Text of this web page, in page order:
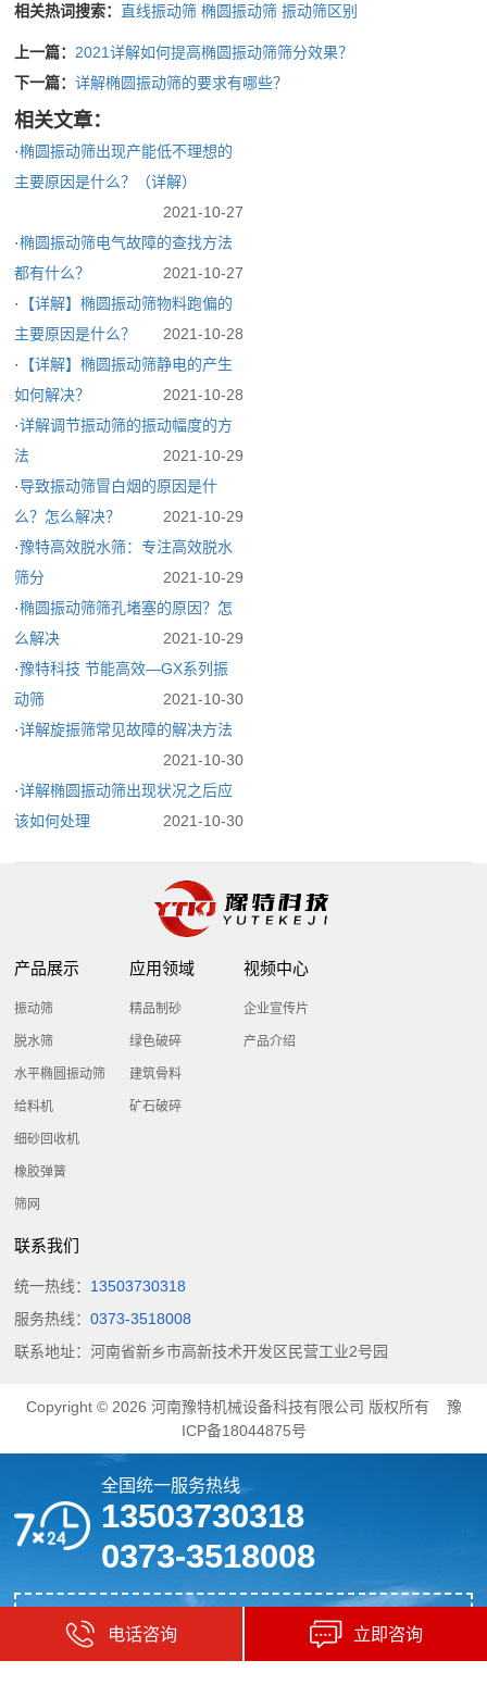
相关热词搜索： 直线振动筛 椭圆振动筛 振动筛区别
上一篇： 2021详解如何提高椭圆振动筛筛分效果？
下一篇：详解椭圆振动筛的要求有哪些？
相关文章：
·椭圆振动筛出现产能低不理想的
主要原因是什么？（详解）
2021-10-27
·椭圆振动筛电气故障的查找方法
都有什么？
2021-10-27
·
【详解】椭圆振动筛物料跑偏的
主要原因是什么？
2021-10-28
·
【详解】椭圆振动筛静电的产生
如何解决？
2021-10-28
·详解调节振动筛的振动幅度的方
法
2021-10-29
·导致振动筛冒白烟的原因是什
么？怎么解决？
2021-10-29
·豫特高效脱水筛​：专注高效脱水
筛分
2021-10-29
·椭圆振动筛筛孔堵塞的原因？怎
么解决
2021-10-29
·豫特科技 节能高效—GX系列振
动筛
2021-10-30
·详解旋振筛常见故障的解决方法
2021-10-30
·详解椭圆振动筛出现状况之后应
该如何处理
2021-10-30
产品展示
振动筛
脱水筛
水平椭圆振动筛
给料机
细砂回收机
橡胶弹簧
筛网
应用领域
精品制砂
绿色破碎
建筑骨料
矿石破碎
视频中心
企业宣传片
产品介绍
联系我们
统一热线： 13503730318
服务热线：0373-3518008
联系地址：河南省新乡市高新技术开发区民营工业2号园
Copyright © 2026 河南豫特机械设备科技有限公司 版权所有 豫
ICP备18044875号
全国统一服务热线
13503730318
0373-3518008
成套砂石设备解决方案专家
国内专业生圆振筛,水平筛,脱水筛,重型给料机厂家
电话咨询 立即咨询